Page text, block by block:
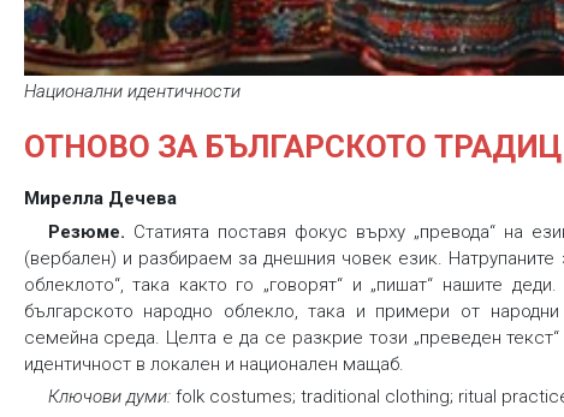
Национални идентичности
ОТНОВО ЗА БЪЛГАРСКОТО
Мирелла Дечева
Резюме. Статията поставя фокус върху „превода“ на
(вербален) и разбираем за днешния човек език.
облеклото“, така както го „говорят“ и „пишат“ нашите
българското народно облекло, така и примери от
семейна среда. Целта е да се разкрие този „преведен
идентичност в локален и национален мащаб.
Ключови думи: folk costumes; traditional clothing; ritual